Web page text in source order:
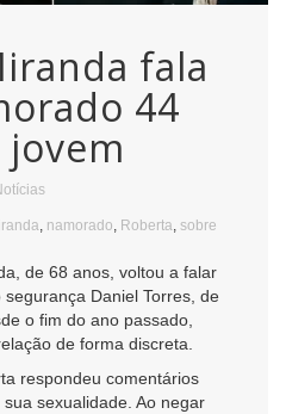
fala
44
jovem
namorado Roberta sobre
de 68 anos, voltou a falar
Daniel Torres, de
o fim do ano passado,
de forma discreta.
respondeu comentários
sexualidade. Ao negar